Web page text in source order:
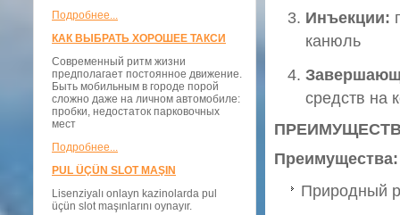
Подробнее...
КАК ВЫБРАТЬ ХОРОШЕЕ ТАКСИ
Современный ритм жизни
предполагает постоянное движение.
Быть мобильным в городе порой
сложно даже на личном автомобиле:
пробки, недостаток парковочных
мест
Подробнее...
PUL ÜÇÜN SLOT MAŞIN
Lisenziyalı onlayn kazinolarda pul
üçün slot maşınlarını oynayır.
Инъекции:
канюль
средств на
Преимущества:
Природный